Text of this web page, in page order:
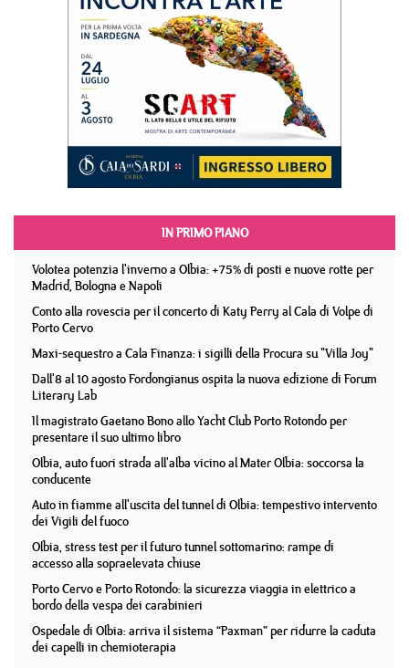
IN PRIMO PIANO
Volotea potenzia l'inverno a Olbia: +75% di posti e nuove rotte per
Madrid, Bologna e Napoli
Conto alla rovescia per il concerto di Katy Perry al Cala di Volpe di
Porto Cervo
Maxi-sequestro a Cala Finanza: i sigilli della Procura su "Villa Joy"
Dall'8 al 10 agosto Fordongianus ospita la nuova edizione di Forum
Literary Lab
Il magistrato Gaetano Bono allo Yacht Club Porto Rotondo per
presentare il suo ultimo libro
Olbia, auto fuori strada all'alba vicino al Mater Olbia: soccorsa la
conducente
Auto in fiamme all'uscita del tunnel di Olbia: tempestivo intervento
dei Vigili del fuoco
Olbia, stress test per il futuro tunnel sottomarino: rampe di
accesso alla sopraelevata chiuse
Porto Cervo e Porto Rotondo: la sicurezza viaggia in elettrico a
bordo della vespa dei carabinieri
Ospedale di Olbia: arriva il sistema “Paxman” per ridurre la caduta
dei capelli in chemioterapia